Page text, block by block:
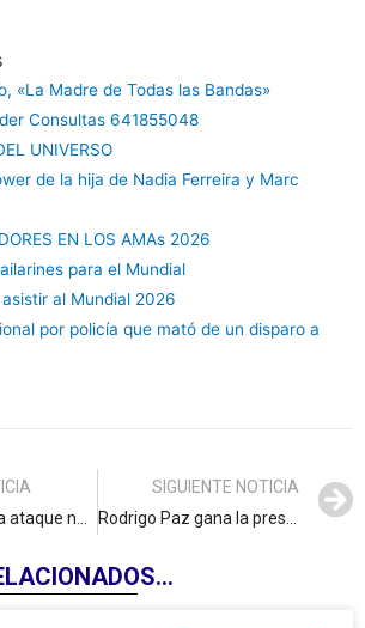
«La Madre de Todas las Bandas»
Consultas 641855048
UNIVERSO
de la hija de Nadia Ferreira y Marc
EN LOS AMAs 2026
para el Mundial
al Mundial 2026
por policía que mató de un disparo a
SIGUIENTE NOTICIA